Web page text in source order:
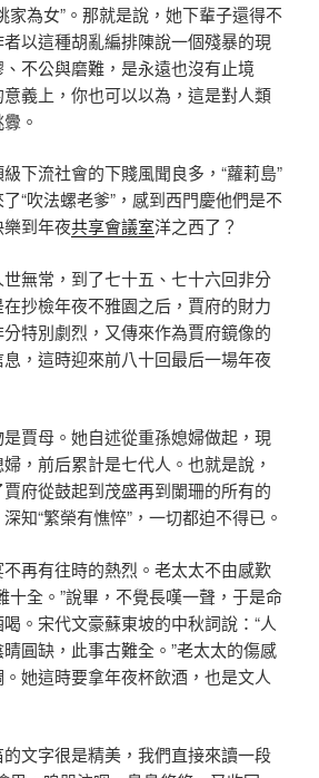
家為女”。那就是說，她下輩子還得不
以這種胡亂編排陳說一個殘暴的現
不公與磨難，是永遠也沒有止境
義上，你也可以以為，這是對人類
。
下流社會的下賤風聞良多，“蘿莉島”
“吹法螺老爹”，感到西門慶他們是不
到年夜共享會議室洋之西了？
世無常，到了七十五、七十六回非分
抄檢年夜不雅園之后，賈府的財力
特別劇烈，又傳來作為賈府鏡像的
，這時迎來前八十回最后一場年夜
賈母。她自述從重孫媳婦做起，現
，前后累計是七代人。也就是說，
府從鼓起到茂盛再到闌珊的所有的
知“繁榮有憔悴”，一切都迫不得已。
再有往時的熱烈。老太太不由感歎
十全。”說畢，不覺長嘆一聲，于是命
。宋代文豪蘇東坡的中秋詞說：“人
圓缺，此事古難全。”老太太的傷感
她這時要拿年夜杯飲酒，也是文人
文字很是精美，我們直接來讀一段